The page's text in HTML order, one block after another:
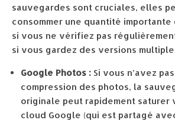
sauvegardes sont cruciales, elles
consommer une quantité importante
si vous ne vérifiez pas
si vous gardez des versions
Google Photos : Si vous n’avez
compression des photos, la
originale peut rapidement saturer
cloud Google (qui est partagé